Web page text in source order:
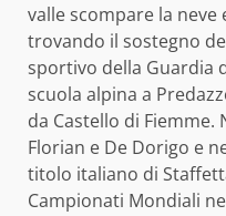
valle scompare la
trovando il sostegno
sportivo della Guardia
scuola alpina a
da Castello di Fiemme.
Florian e De Dorigo e
titolo italiano di
Campionati Mondiali